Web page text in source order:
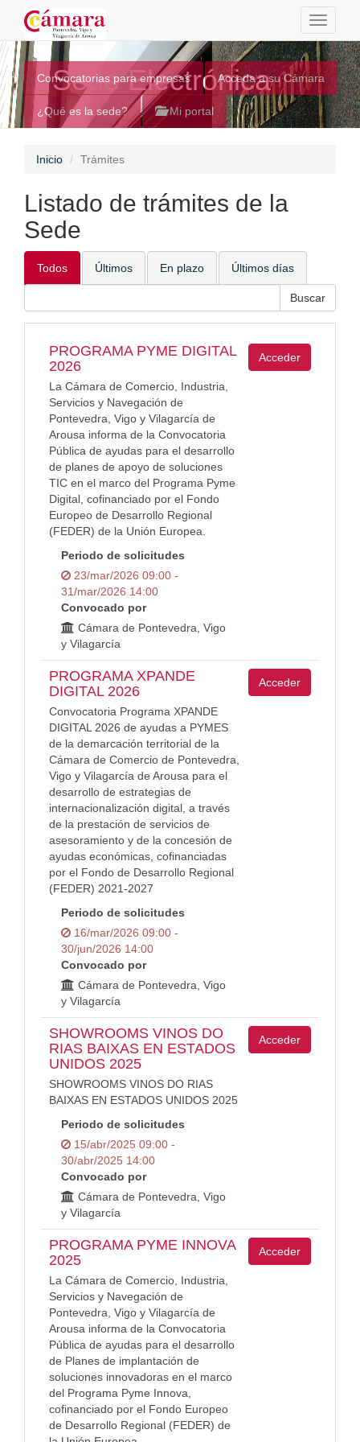
Toggle
Sede Electrónica
Convocatorias para empresas Acceda a su Cámara
¿Qué es la sede? Mi portal
Inicio Trámites
Listado de trámites de la
Sede
Todos Últimos En plazo Últimos días
PROGRAMA PYME DIGITAL
2026
La Cámara de Comercio, Industria,
Servicios y Navegación de
Pontevedra, Vigo y Vilagarcía de
Arousa informa de la Convocatoria
Pública de ayudas para el desarrollo
de planes de apoyo de soluciones
TIC en el marco del Programa Pyme
Digital, cofinanciado por el Fondo
Europeo de Desarrollo Regional
(FEDER) de la Unión Europea.
Periodo de solicitudes
23/mar/2026 09:00 -
31/mar/2026 14:00
Convocado por
Cámara de Pontevedra, Vigo
y Vilagarcía
Acceder
PROGRAMA XPANDE
DIGITAL 2026
Convocatoria Programa XPANDE
DIGITAL 2026 de ayudas a PYMES
de la demarcación territorial de la
Cámara de Comercio de Pontevedra,
Vigo y Vilagarcía de Arousa para el
desarrollo de estrategias de
internacionalización digital, a través
de la prestación de servicios de
asesoramiento y de la concesión de
ayudas económicas, cofinanciadas
por el Fondo de Desarrollo Regional
(FEDER) 2021-2027
Periodo de solicitudes
16/mar/2026 09:00 -
30/jun/2026 14:00
Convocado por
Cámara de Pontevedra, Vigo
y Vilagarcía
Acceder
SHOWROOMS VINOS DO
RIAS BAIXAS EN ESTADOS
UNIDOS 2025
SHOWROOMS VINOS DO RIAS
BAIXAS EN ESTADOS UNIDOS 2025
Periodo de solicitudes
15/abr/2025 09:00 -
30/abr/2025 14:00
Convocado por
Cámara de Pontevedra, Vigo
y Vilagarcía
Acceder
PROGRAMA PYME INNOVA
2025
La Cámara de Comercio, Industria,
Servicios y Navegación de
Pontevedra, Vigo y Vilagarcía de
Arousa informa de la Convocatoria
Pública de ayudas para el desarrollo
de Planes de implantación de
soluciones innovadoras en el marco
del Programa Pyme Innova,
cofinanciado por el Fondo Europeo
de Desarrollo Regional (FEDER) de
Acceder